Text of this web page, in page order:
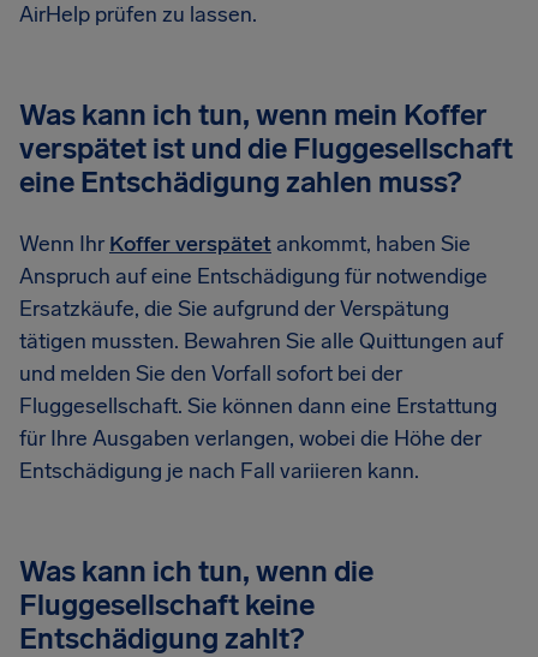
AirHelp prüfen zu lassen.
Was kann ich tun, wenn mein Koffer
verspätet ist und die Fluggesellschaft
eine Entschädigung zahlen muss?
Wenn Ihr Koffer verspätet ankommt, haben Sie
Anspruch auf eine Entschädigung für notwendige
Ersatzkäufe, die Sie aufgrund der Verspätung
tätigen mussten. Bewahren Sie alle Quittungen auf
und melden Sie den Vorfall sofort bei der
Fluggesellschaft. Sie können dann eine Erstattung
für Ihre Ausgaben verlangen, wobei die Höhe der
Entschädigung je nach Fall variieren kann.
Was kann ich tun, wenn die
Fluggesellschaft keine
Entschädigung zahlt?